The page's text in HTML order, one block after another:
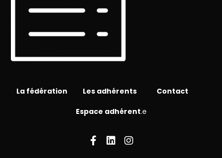
La fédération Les adhérents Contact
Espace adhérent.e